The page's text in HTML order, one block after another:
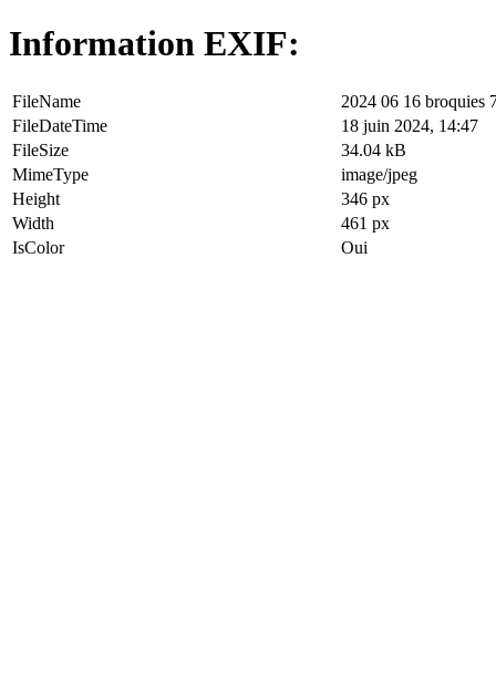
Information EXIF:
FileName
2024 06 16 broquies
FileDateTime
18 juin 2024, 14:47
FileSize
34.04 kB
MimeType
image/jpeg
Height
346 px
Width
461 px
IsColor
Oui